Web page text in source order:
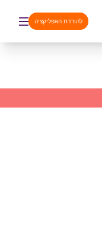
להורדת האפליקציה